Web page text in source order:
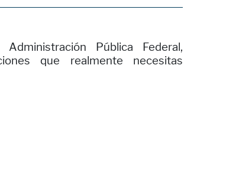
Pública Federal,
que realmente necesitas